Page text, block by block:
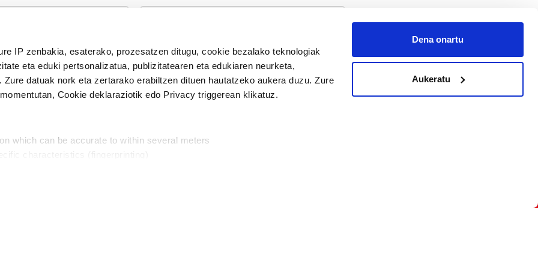
IP zenbakia, esaterako, prozesatzen ditugu, cookie bezalako teknologiak
eta eduki pertsonalizatua, publizitatearen eta edukiaren neurketa,
datuak nork eta zertarako erabiltzen dituen hautatzeko aukera duzu. Zure
Cookie deklaraziotik edo Privacy triggerean klikatuz.
which can be accurate to within several meters
Dena onartu
Aukeratu
Harpidetu
modu librean kontatzea da gure eginkizuna. Horretarako zure ekarpena